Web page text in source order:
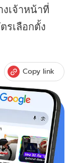
เจ้าหน้าที่
รเลือกตั้ง
Copy link